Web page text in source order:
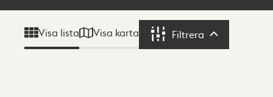
Visa lista Visa karta Filtrera Filtrera